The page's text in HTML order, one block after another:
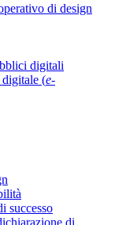
di design
digitali
digitale (e-
successo
di